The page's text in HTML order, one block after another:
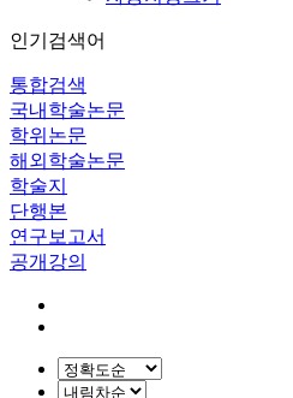
인기검색어
통합검색
국내학술논문
학위논문
해외학술논문
학술지
단행본
연구보고서
공개강의